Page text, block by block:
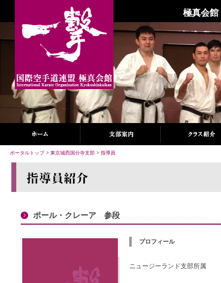
極真会館
ポータルトップ> 東京城西国分寺支部 > 指導員
ポール・クレーア 参段
プロフィール
ニュージーランド支部所属